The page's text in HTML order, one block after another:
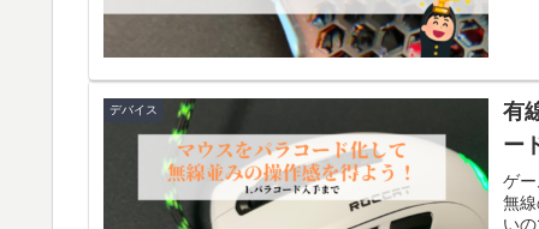
デバイス
有
ー
ゲ
無
い